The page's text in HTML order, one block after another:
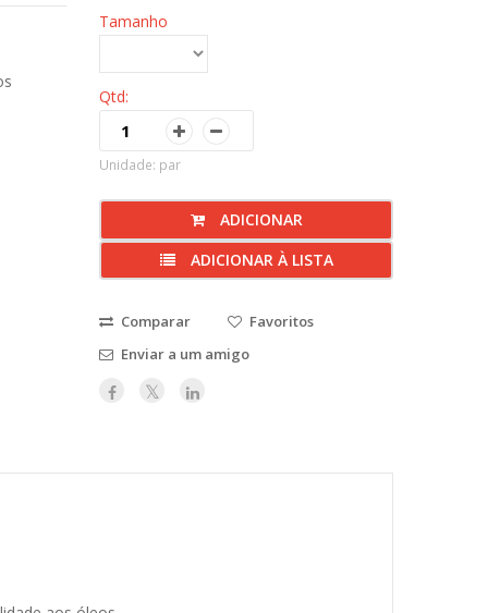
Tamanho
Qtd:
Unidade: par
ADICIONAR
ADICIONAR À LISTA
Comparar
Favoritos
Enviar a um amigo